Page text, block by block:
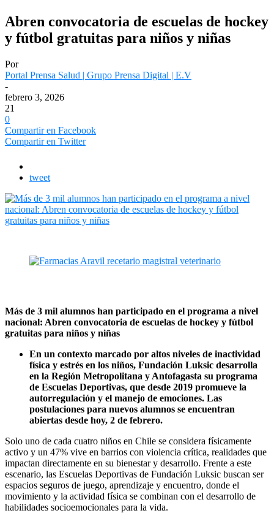
Abren convocatoria de escuelas de hockey
y fútbol gratuitas para niños y niñas
Por
Portal Prensa Salud | Grupo Prensa Digital | E.V
-
febrero 3, 2026
21
0
Compartir en Facebook
Compartir en Twitter
tweet
Más de 3 mil alumnos han participado en el programa a nivel
nacional: Abren convocatoria de escuelas de hockey y fútbol
gratuitas para niños y niñas
En un contexto marcado por altos niveles de inactividad
física y estrés en los niños, Fundación Luksic desarrolla
en la Región Metropolitana y Antofagasta su programa
de Escuelas Deportivas, que desde 2019 promueve la
autorregulación y el manejo de emociones. Las
postulaciones para nuevos alumnos se encuentran
abiertas desde hoy, 2 de febrero.
Solo uno de cada cuatro niños en Chile se considera físicamente
activo y un 47% vive en barrios con violencia crítica, realidades que
impactan directamente en su bienestar y desarrollo. Frente a este
escenario, las Escuelas Deportivas de Fundación Luksic buscan ser
espacios seguros de juego, aprendizaje y encuentro, donde el
movimiento y la actividad física se combinan con el desarrollo de
habilidades socioemocionales para la vida.